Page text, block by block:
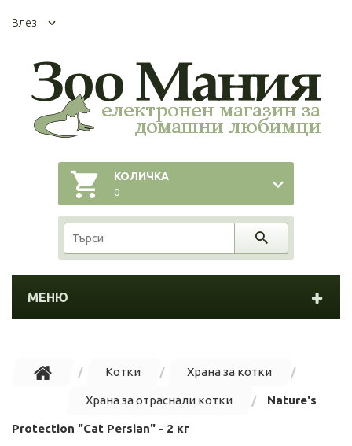
Влез
КОЛИЧКА
0
МЕНЮ
Котки Храна за котки
Храна за отраснали котки Nature's
Protection "Cat Persian" - 2 кг